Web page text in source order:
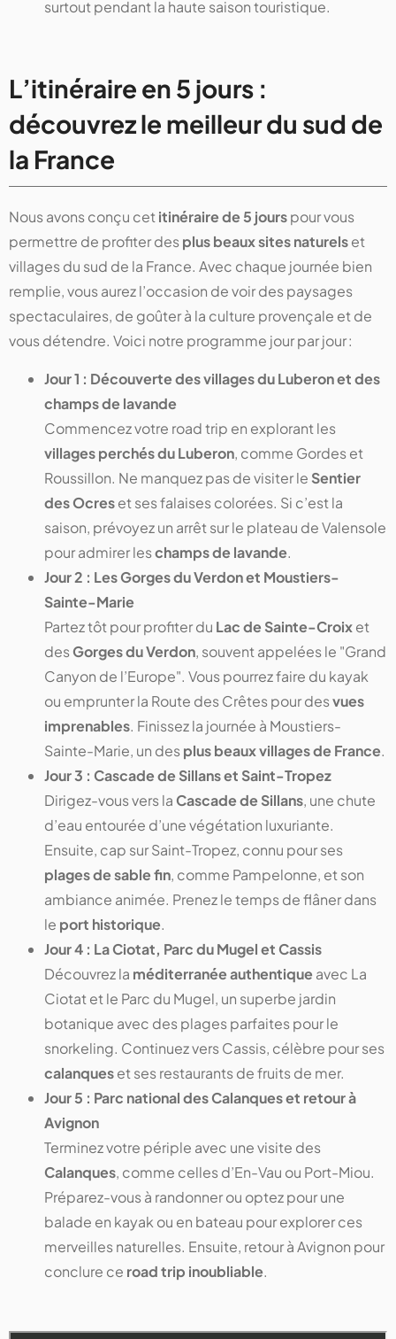
surtout pendant la haute saison touristique.
L’itinéraire en 5 jours :
découvrez le meilleur du sud de
la France
Nous avons conçu cet itinéraire de 5 jourspour vous
permettre de profiter desplus beaux sites naturelset
villages du sud de la France. Avec chaque journée bien
remplie, vous aurez l’occasion de voir des paysages
spectaculaires, de goûter à la culture provençale et de
vous détendre. Voici notre programme jour par jour :
Jour 1 : Découverte des villages du Luberon et des
champs de lavande
Commencez votre road trip en explorant les
villages perchés du Luberon, comme Gordes et
Roussillon. Ne manquez pas de visiter le Sentier
des Ocreset ses falaises colorées. Si c’est la
saison, prévoyez un arrêt sur le plateau de Valensole
pour admirer leschamps de lavande.
Jour 2 : Les Gorges du Verdon et Moustiers-
Sainte-Marie
Partez tôt pour profiter du Lac de Sainte-Croixet
desGorges du Verdon, souvent appelées le "Grand
Canyon de l’Europe". Vous pourrez faire du kayak
ou emprunter la Route des Crêtes pour desvues
imprenables. Finissez la journée à Moustiers-
Sainte-Marie, un desplus beaux villages de France.
Jour 3 : Cascade de Sillans et Saint-Tropez
Dirigez-vous vers la Cascade de Sillans, une chute
d’eau entourée d’une végétation luxuriante.
Ensuite, cap sur Saint-Tropez, connu pour ses
plages de sable fin, comme Pampelonne, et son
ambiance animée. Prenez le temps de flâner dans
le port historique.
Jour 4 : La Ciotat, Parc du Mugel et Cassis
Découvrez la méditerranée authentiqueavec La
Ciotat et le Parc du Mugel, un superbe jardin
botanique avec des plages parfaites pour le
snorkeling. Continuez vers Cassis, célèbre pour ses
calanqueset ses restaurants de fruits de mer.
Jour 5 : Parc national des Calanques et retour à
Avignon
Terminez votre périple avec une visite des
Calanques, comme celles d’En-Vau ou Port-Miou.
Préparez-vous à randonner ou optez pour une
balade en kayak ou en bateau pour explorer ces
merveilles naturelles. Ensuite, retour à Avignon pour
conclure ce road trip inoubliable.